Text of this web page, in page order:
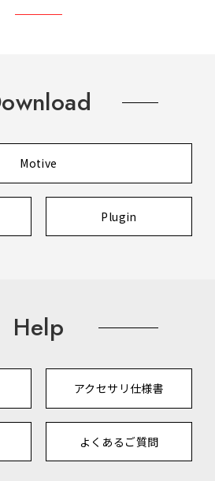
Motive
Plugin
Help
アクセサリ仕様書
よくあるご質問